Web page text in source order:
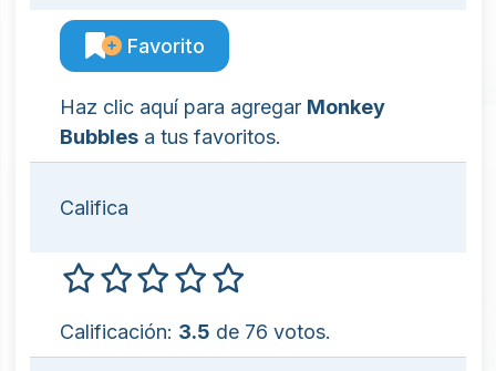
Favorito
Haz clic aquí para agregar Monkey
Bubbles a tus favoritos.
Califica
Calificación: 3.5 de 76 votos.